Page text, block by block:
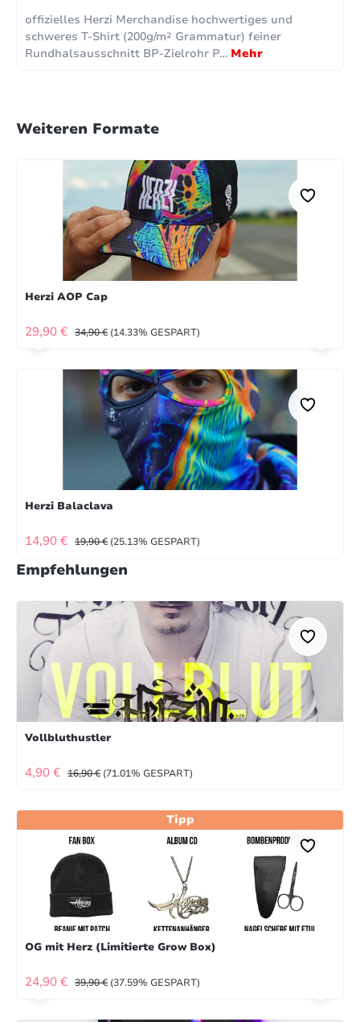
offizielles Herzi Merchandise hochwertiges und
schweres T-Shirt (200g/m² Grammatur) feiner
Rundhalsausschnitt BP-Zielrohr P… Mehr
Weiteren Formate
Herzi AOP Cap
VERKAUFSPREIS:
29,90 € REGULÄRER PREIS:
34,90 € (14.33% GESPART)
Herzi Balaclava
VERKAUFSPREIS:
14,90 € REGULÄRER PREIS:
19,90 € (25.13% GESPART)
Empfehlungen
Vollbluthustler
VERKAUFSPREIS:
4,90 € REGULÄRER PREIS:
16,90 € (71.01% GESPART)
Tipp
OG mit Herz (Limitierte Grow Box)
VERKAUFSPREIS:
24,90 € REGULÄRER PREIS:
39,90 € (37.59% GESPART)